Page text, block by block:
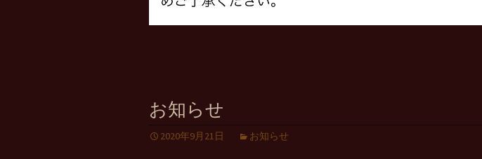
お知らせ
2020年9月21日 お知らせ